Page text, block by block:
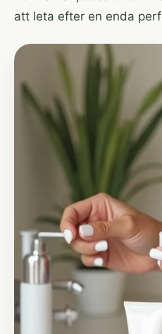
att leta efter en enda